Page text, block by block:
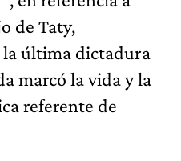
de Taty,
última dictadura
marcó la vida y la
referente de